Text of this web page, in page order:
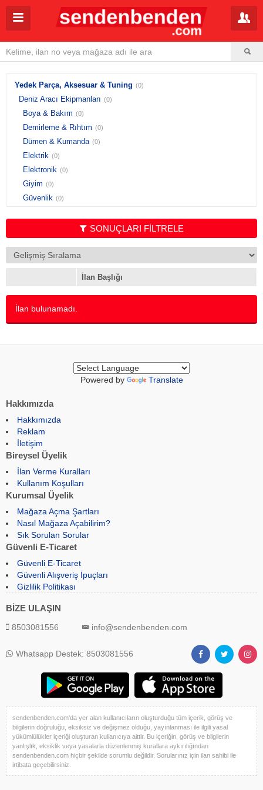
Yedek Parça, Aksesuar & Tuning (0)
Deniz Aracı Ekipmanları (0)
Boya & Bakım (0)
Demirleme & Rıhtım (0)
Dümen & Kumanda (0)
Elektrik (0)
Elektronik (0)
Giyim (0)
Güvenlik (0)
(0)
Hırdavat & Tesisat
Kabin (0)
Pis Su & Tuvalet (0)
Römork (0)
Sintine (0)
Yelken Donanımı (0)
SONUÇLARI FİLTRELE
İlan Başlığı
İlan bulunamadı.
Powered by Translate
Hakkımızda
Hakkımızda
Reklam
İletişim
Bireysel Üyelik
İlan Verme Kuralları
Kullanım Koşulları
Kurumsal Üyelik
Mağaza Açma Şartları
Nasıl Mağaza Açabilirim?
Sık Sorulan Sorular
Güvenli E-Ticaret
Güvenli E-Ticaret
Güvenli Alışveriş İpuçları
Gizlilik Politikası
BİZE ULAŞIN
8503081556 info@sendenbenden.com
Whatsapp Destek: 8503081556
sendenbenden.com'da yer alan kullanıcıların oluşturduğu tüm içerik, görüş ve
bilgilerin doğruluğu, eksiksiz ve değişmez olduğu, yayınlanması ile ilgili yasal
yükümlülükler içeriği oluşturan kullanıcıya aittir. Bu içeriğin, görüş ve bilgilerin
yanlışlık, eksiklik veya yasalarla düzenlenmiş kurallara aykırılığından
sendenbenden.com hiçbir şekilde sorumlu değildir. Sorularınız için ilan sahibi ile
irtibata geçebilirsiniz.